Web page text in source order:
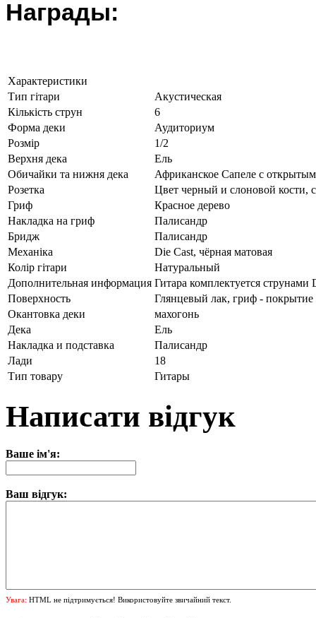
Награды:
Характеристики
Тип гітари
Акустическая
Кількість струн
6
Форма деки
Аудиториум
Розмір
1/2
Верхня дека
Ель
Обичайки та нижня дека
Африканское Сапеле с
Розетка
Цвет черный и слоновой кости,
Гриф
Красное дерево
Накладка на гриф
Палисандр
Бридж
Палисандр
Механіка
Die Cast, чёрная матовая
Колір гітари
Натуральный
Дополнительная информация Гитара комплектуется струнами
Поверхность
Глянцевый лак, гриф - покрытие
Окантовка деки
махогонь
Дека
Ель
Накладка и подставка
Палисандр
Лади
18
Тип товару
Гитары
Написати відгук
Ваше ім'я:
Ваш відгук:
Увага: HTML не підтримується! Використовуйте звичайний текст.